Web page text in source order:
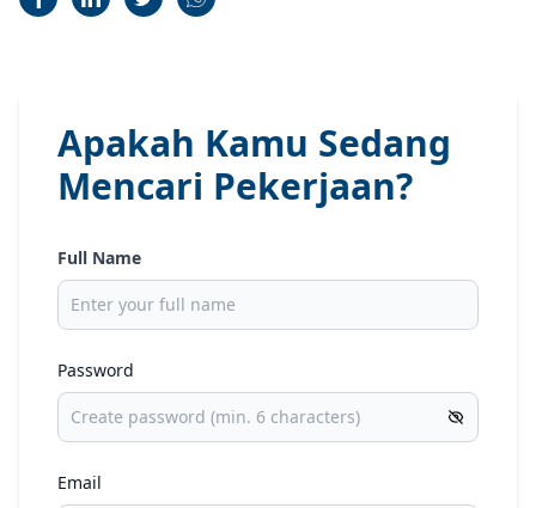
Apakah Kamu Sedang
Mencari Pekerjaan?
Full Name
Password
Email